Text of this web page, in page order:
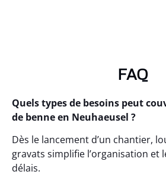
FAQ
Quels types de besoins peut
de benne en Neuhaeusel ?
Dès le lancement d’un chantier,
gravats simplifie l’organisation et
délais.